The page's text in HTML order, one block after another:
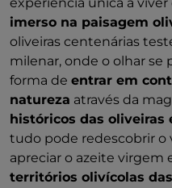
imerso na paisagem
oliveiras centenárias
milenar, onde o olhar se
forma de entrar em
natureza através da
históricos das oliveiras
tudo pode redescobrir o
apreciar o azeite virgem
territórios olivícolas